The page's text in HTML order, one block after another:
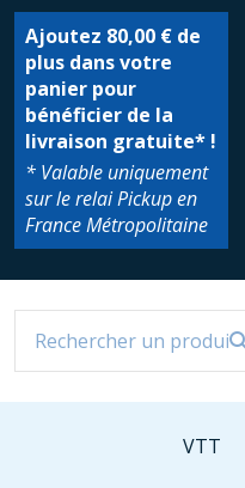
Ajoutez 80,00 € de
plus dans votre
panier pour
bénéficier de la
livraison gratuite* !
* Valable uniquement
sur le relai Pickup en
France Métropolitaine
VTT